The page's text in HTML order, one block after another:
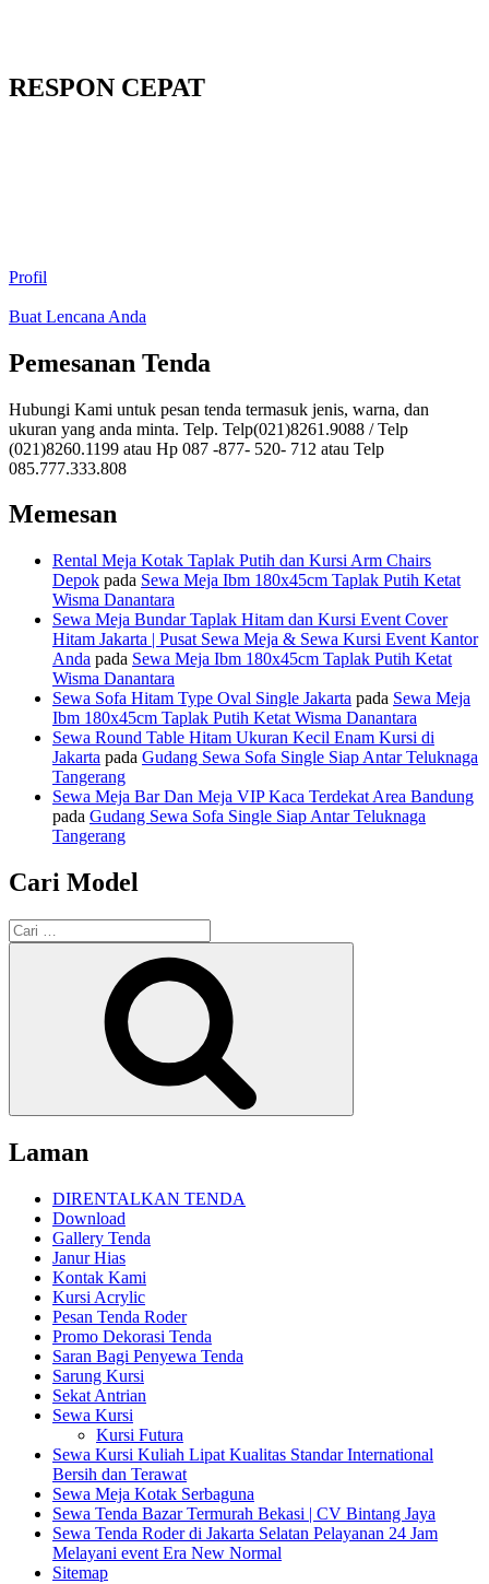
RESPON CEPAT
Profil
Buat Lencana Anda
Pemesanan Tenda
Hubungi Kami untuk pesan tenda termasuk jenis, warna, dan
ukuran yang anda minta. Telp. Telp(021)8261.9088 / Telp
(021)8260.1199 atau Hp 087 -877- 520- 712 atau Telp
085.777.333.808
Memesan
Rental Meja Kotak Taplak Putih dan Kursi Arm Chairs
Depok pada Sewa Meja Ibm 180x45cm Taplak Putih Ketat
Wisma Danantara
Sewa Meja Bundar Taplak Hitam dan Kursi Event Cover
Hitam Jakarta | Pusat Sewa Meja & Sewa Kursi Event Kantor
Anda pada Sewa Meja Ibm 180x45cm Taplak Putih Ketat
Wisma Danantara
Sewa Sofa Hitam Type Oval Single Jakarta pada Sewa Meja
Ibm 180x45cm Taplak Putih Ketat Wisma Danantara
Sewa Round Table Hitam Ukuran Kecil Enam Kursi di
Jakarta pada Gudang Sewa Sofa Single Siap Antar Teluknaga
Tangerang
Sewa Meja Bar Dan Meja VIP Kaca Terdekat Area Bandung
pada Gudang Sewa Sofa Single Siap Antar Teluknaga
Tangerang
Cari Model
Pencarian
untuk:
Laman
DIRENTALKAN TENDA
Download
Gallery Tenda
Janur Hias
Kontak Kami
Kursi Acrylic
Pesan Tenda Roder
Promo Dekorasi Tenda
Saran Bagi Penyewa Tenda
Sarung Kursi
Sekat Antrian
Sewa Kursi
Kursi Futura
Sewa Kursi Kuliah Lipat Kualitas Standar International
Bersih dan Terawat
Sewa Meja Kotak Serbaguna
Sewa Tenda Bazar Termurah Bekasi | CV Bintang Jaya
Sewa Tenda Roder di Jakarta Selatan Pelayanan 24 Jam
Melayani event Era New Normal
Sitemap